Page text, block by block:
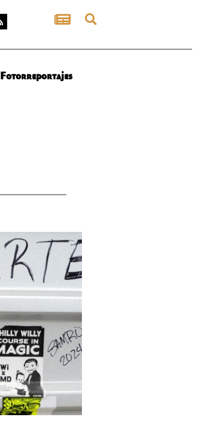
Fotorreportajes